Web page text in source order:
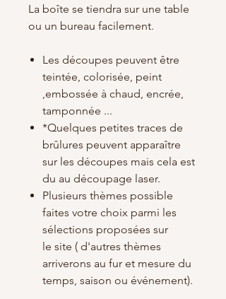
La boîte se tiendra sur une table
ou un bureau facilement.
Les découpes peuvent être
teintée, colorisée, peint
,embossée à chaud, encrée,
tamponnée ...
*Quelques petites traces de
brûlures peuvent apparaître
sur les découpes mais cela est
du au découpage laser.
Plusieurs thèmes possible
faites votre choix parmi les
sélections proposées sur
le site ( d'autres thèmes
arriverons au fur et mesure du
temps, saison ou événement).